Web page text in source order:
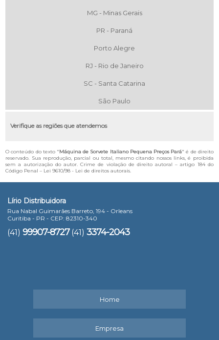
MG - Minas Gerais
PR - Paraná
Porto Alegre
RJ - Rio de Janeiro
SC - Santa Catarina
São Paulo
Verifique as regiões que atendemos
O conteúdo do texto "Máquina de Sorvete Italiano Pequena Preços Pará" é de direito
reservado. Sua reprodução, parcial ou total, mesmo citando nossos links, é proibida
sem a autorização do autor. Crime de violação de direito autoral – artigo 184 do
Código Penal – Lei 9610/98 - Lei de direitos autorais.
Lírio Distribuidora
Rua Nabal Guimarães Barreto, 194 - Orleans
Curitiba - PR - CEP: 82310-340
(41) 99907-8727 (41) 3374-2043
Home
Empresa